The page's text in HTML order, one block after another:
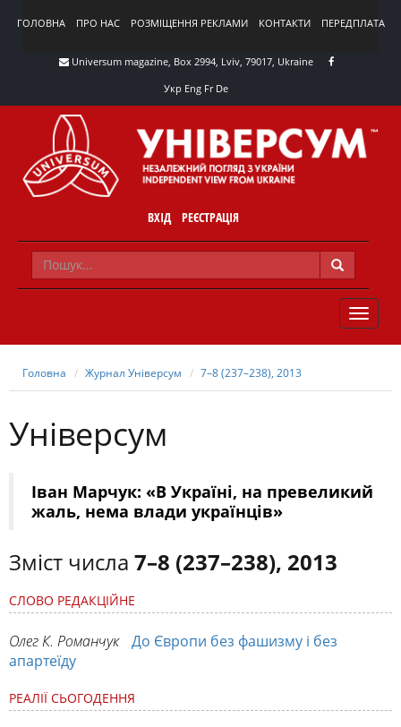
ГОЛОВНА ПРО НАС РОЗМІЩЕННЯ РЕКЛАМИ КОНТАКТИ ПЕРЕДПЛАТА
Universum magazine, Box 2994, Lviv, 79017, Ukraine
Укр Eng Fr De
ВХІД РЕЄСТРАЦІЯ
TOGGLE
Головна Журнал Універсум 7–8 (237–238), 2013
Універсум
Іван Марчук: «В Україні, на превеликий
жаль, нема влади українців»
Зміст числа 7–8 (237–238), 2013
СЛОВО РЕДАКЦІЙНЕ
Олег К. Романчук
До Європи без фашизму і без
апартеїду
РЕАЛІЇ СЬОГОДЕННЯ